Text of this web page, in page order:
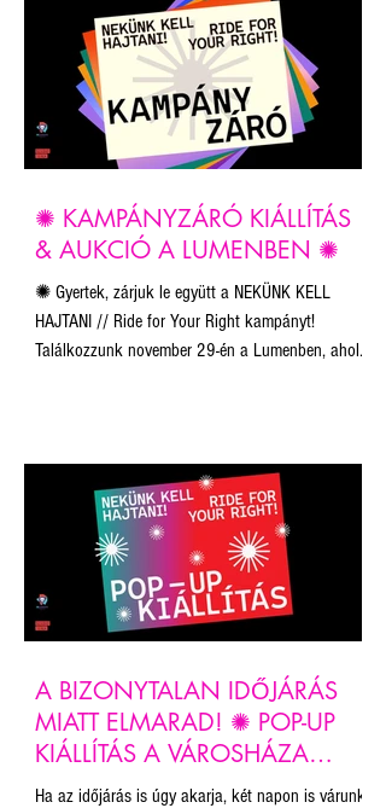
képviselik, és erőteljes vizuális válaszokat adnak
a jogkorlátozásokra és kirekesztő politikára.
✺ KAMPÁNYZÁRÓ KIÁLLÍTÁS
& AUKCIÓ A LUMENBEN ✺
✺ Gyertek, zárjuk le együtt a NEKÜNK KELL
HAJTANI // Ride for Your Right kampányt!
Találkozzunk november 29-én a Lumenben, ahol
A BIZONYTALAN IDŐJÁRÁS
MIATT ELMARAD! ✺ POP-UP
KIÁLLÍTÁS A VÁROSHÁZA
PARKBAN ✺
Ha az időjárás is úgy akarja, két napon is várunk